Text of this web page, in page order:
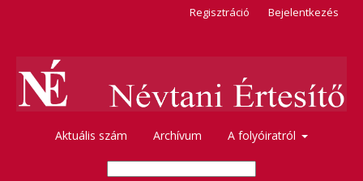
Aktuális szám Archívum A folyóiratról
Regisztráció Bejelentkezés